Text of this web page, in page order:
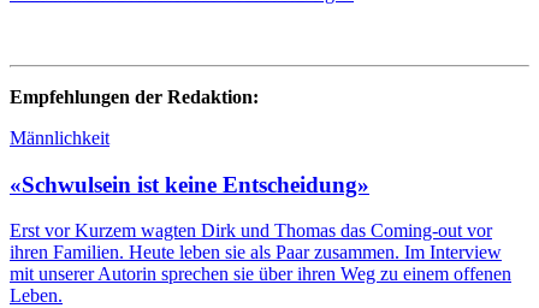
Empfehlungen der Redaktion:
Männlichkeit
«Schwulsein ist keine Entscheidung»
Erst vor Kurzem wagten Dirk und Thomas das Coming-out vor
ihren Familien. Heute leben sie als Paar zusammen. Im Interview
mit unserer Autorin sprechen sie über ihren Weg zu einem offenen
Leben.